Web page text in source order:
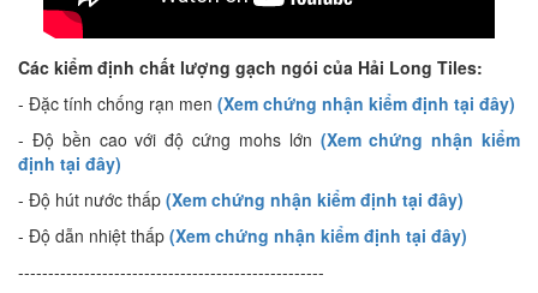
Các kiểm định chất lượng gạch ngói của Hải Long Tiles:
- Đặc tính chống rạn men (Xem chứng nhận kiểm định tại đây)
- Độ bền cao với độ cứng mohs lớn (Xem chứng nhận kiểm
định tại đây)
- Độ hút nước thấp (Xem chứng nhận kiểm định tại đây)
- Độ dẫn nhiệt thấp (Xem chứng nhận kiểm định tại đây)
---------------------------------------------------